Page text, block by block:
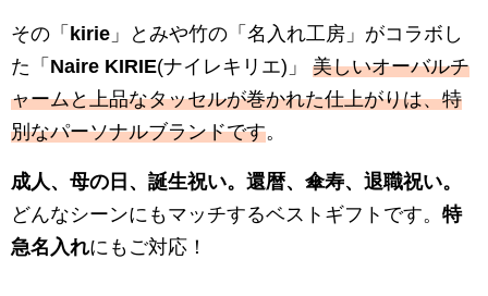
その「 kirie 」とみや竹の「名入れ工房」がコラボし
た「 Naire KIRIE(ナイレキリエ)」 美しいオーバルチ
ャームと上品なタッセルが巻かれた仕上がりは、特
別なパーソナルブランドです。
成人、母の日、誕生祝い。還暦、傘寿、退職祝い。
どんなシーンにもマッチするベストギフトです。 特
急名入れにもご対応！